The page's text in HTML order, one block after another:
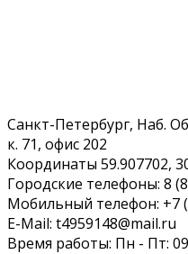
Санкт-Петербург, Наб.
к. 71, офис 202
Координаты 59.907702,
Городские телефоны: 8
Мобильный телефон: +7
E-Mail: t4959148@mail.ru
Время работы: Пн - Пт: